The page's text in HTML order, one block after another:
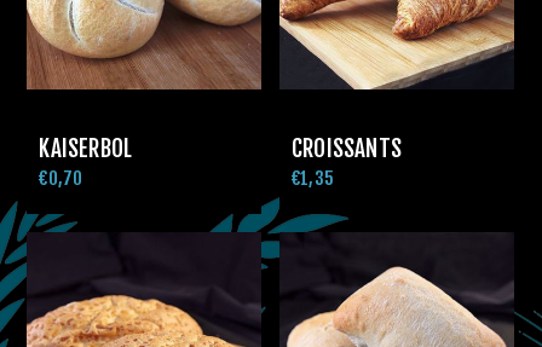
KAISERBOL
€0,70
CROISSANTS
€1,35